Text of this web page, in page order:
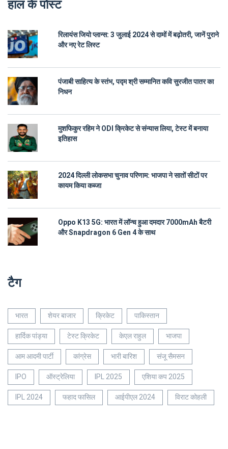
हाल के पोस्ट
रिलायंस जियो प्लान्स: 3 जुलाई 2024 से दामों में बढ़ोतरी, जानें पुराने
और नए रेट लिस्ट
पंजाबी साहित्य के स्तंभ, पद्म श्री सम्मानित कवि सुरजीत पातर का
निधन
मुशफिकुर रहिम ने ODI क्रिकेट से संन्यास लिया, टेस्ट में बनाया
इतिहास
2024 दिल्ली लोकसभा चुनाव परिणाम: भाजपा ने सातों सीटों पर
कायम किया कब्जा
Oppo K13 5G: भारत में लॉन्च हुआ दमदार 7000mAh बैटरी
और Snapdragon 6 Gen 4 के साथ
टैग
भारत शेयर बाजार क्रिकेट
पाकिस्तान
हार्दिक पांड्या
टेस्ट क्रिकेट केएल राहुल
भाजपा
आम आदमी पार्टी
कांग्रेस भारी बारिश
संजू सैमसन
IPO
ऑस्ट्रेलिया IPL 2025
एशिया कप 2025
IPL 2024
फहाद फासिल आईपीएल 2024 विराट कोहली